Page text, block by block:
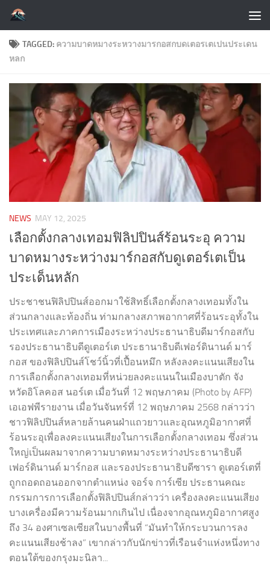
Skip to content
TAGGED: ความบาดหมางระหวางมารกอสกบดเตอรเตเปนประเดน
หลก
NEWS MAY 12, 2025
เลือกตั้งกลางเทอมฟิลิปปินส์ร้อนระอุ ความ
บาดหมางระหว่างมาร์กอสกับดูเตอร์เตเป็น
ประเด็นหลัก
ประชาชนฟิลิปปินส์ออกมาใช้สิทธิ์เลือกตั้งกลางเทอมทั้งใน
ส่วนกลางและท้องถิ่น ท่ามกลางสภาพอากาศที่ร้อนระอุทั้งใน
ประเทศและภาคการเมืองระหว่างประธานาธิบดีมาร์กอสกับ
รองประธานาธิบดีดูเตอร์เต ประธานาธิบดีเฟอร์ดินานด์ มาร์
กอส ของฟิลิปปินส์โชว์นิ้วที่เปื้อนหมึก หลังลงคะแนนเสียงใน
การเลือกตั้งกลางเทอมที่หน่วยลงคะแนนในเมืองบาตัก จัง
หวัดอิโลคอส นอร์เต เมื่อวันที่ 12 พฤษภาคม (Photo by AFP)
เอเอฟพีรายงาน เมื่อวันจันทร์ที่ 12 พฤษภาคม 2568 กล่าวว่า
ชาวฟิลิปปินส์หลายล้านคนฝ่าแถวยาวและอุณหภูมิอากาศที่
ร้อนระอุเพื่อลงคะแนนเสียงในการเลือกตั้งกลางเทอม ซึ่งส่วน
ใหญ่เป็นผลมาจากความบาดหมางระหว่างประธานาธิบดี
เฟอร์ดินานด์ มาร์กอส และรองประธานาธิบดีซารา ดูเตอร์เตที่
ถูกถอดถอนออกจากตำแหน่ง จอร์จ การ์เซีย ประธานคณะ
กรรมการการเลือกตั้งฟิลิปปินส์กล่าวว่า เครื่องลงคะแนนเสียง
บางเครื่องมีความร้อนมากเกินไป เนื่องจากอุณหภูมิอากาศสูง
ถึง 34 องศาเซลเซียสในบางพื้นที่ “มันทำให้กระบวนการลง
คะแนนเสียงช้าลง” เขากล่าวกับนักข่าวที่เรือนจำแห่งหนึ่งทาง
ตอนใต้ของกรุงมะนิลา...